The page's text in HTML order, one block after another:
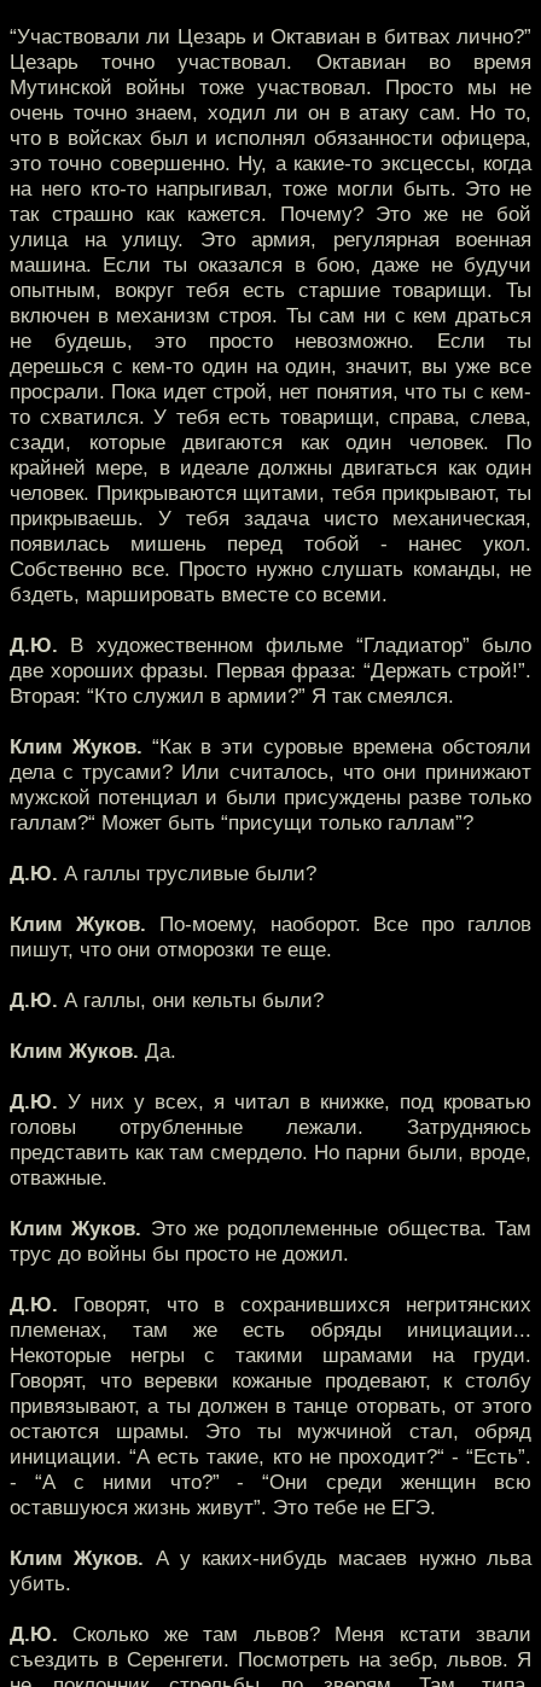
“Участвовали ли Цезарь и Октавиан в битвах лично?”
Цезарь точно участвовал. Октавиан во время
Мутинской войны тоже участвовал. Просто мы не
очень точно знаем, ходил ли он в атаку сам. Но то,
что в войсках был и исполнял обязанности офицера,
это точно совершенно. Ну, а какие-то эксцессы, когда
на него кто-то напрыгивал, тоже могли быть. Это не
так страшно как кажется. Почему? Это же не бой
улица на улицу. Это армия, регулярная военная
машина. Если ты оказался в бою, даже не будучи
опытным, вокруг тебя есть старшие товарищи. Ты
включен в механизм строя. Ты сам ни с кем драться
не будешь, это просто невозможно. Если ты
дерешься с кем-то один на один, значит, вы уже все
просрали. Пока идет строй, нет понятия, что ты с кем-
то схватился. У тебя есть товарищи, справа, слева,
сзади, которые двигаются как один человек. По
крайней мере, в идеале должны двигаться как один
человек. Прикрываются щитами, тебя прикрывают, ты
прикрываешь. У тебя задача чисто механическая,
появилась мишень перед тобой - нанес укол.
Собственно все. Просто нужно слушать команды, не
бздеть, маршировать вместе со всеми.
Д.Ю. В художественном фильме “Гладиатор” было
две хороших фразы. Первая фраза: “Держать строй!”.
Вторая: “Кто служил в армии?” Я так смеялся.
Клим Жуков. “Как в эти суровые времена обстояли
дела с трусами? Или считалось, что они принижают
мужской потенциал и были присуждены разве только
галлам?“ Может быть “присущи только галлам”?
Д.Ю. А галлы трусливые были?
Клим Жуков. По-моему, наоборот. Все про галлов
пишут, что они отморозки те еще.
Д.Ю. А галлы, они кельты были?
Клим Жуков. Да.
Д.Ю. У них у всех, я читал в книжке, под кроватью
головы отрубленные лежали. Затрудняюсь
представить как там смердело. Но парни были, вроде,
отважные.
Клим Жуков. Это же родоплеменные общества. Там
трус до войны бы просто не дожил.
Д.Ю. Говорят, что в сохранившихся негритянских
племенах, там же есть обряды инициации...
Некоторые негры с такими шрамами на груди.
Говорят, что веревки кожаные продевают, к столбу
привязывают, а ты должен в танце оторвать, от этого
остаются шрамы. Это ты мужчиной стал, обряд
инициации. “А есть такие, кто не проходит?“ - “Есть”.
- “А с ними что?” - “Они среди женщин всю
оставшуюся жизнь живут”. Это тебе не ЕГЭ.
Клим Жуков. А у каких-нибудь масаев нужно льва
убить.
Д.Ю. Сколько же там львов? Меня кстати звали
съездить в Серенгети. Посмотреть на зебр, львов. Я